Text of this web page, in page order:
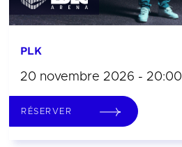
PLK
20 novembre 2026 - 20:00
RÉSERVER